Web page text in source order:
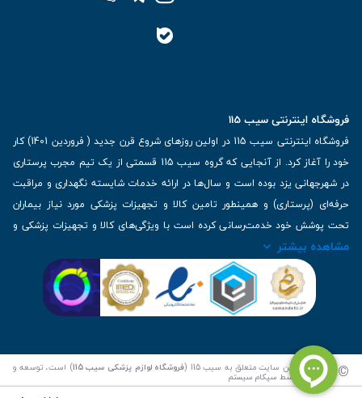
فروشگاه اینترنتی سیب 115
فروشگاه اینترنتی سیب 115 در اولین روزهای شروع قرن جدید ( فروردین 1401) کار
خود را آغاز کرد. از آنجایی که گروه سیب 115 قسمتی از یک تیم مجرب پرستاری
در شهرجهانی یزد بوده است و سال‌ها در ارائه خدمات شایسته نگهداری و مراقبت
حرفه‌ای (پرستاری) و همینطور تامین کالا و تجهیزات پزشکی مورد نیاز بیماران
تحت پوشش خود خدمت‌رسانی کرده است با ویژگی‌های کالا و تجهیزات پزشکی و
برترین برندهای موجود در بازار اطلاعات بسیار ارزشمندی را دارا می‌باشد
| تلفن تماس : 36333383-035 | ایمیل: Info@Sib115.com
مشاهده بیشتر
© کلیه حقوق این سایت متعلق به سیب 115 ( فروشگاه لوازم پزشکی سیب 115 ) است، توسعه و
کدنویسی توسط سپکام سیستم